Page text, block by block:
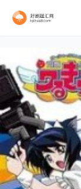
已完结 共12集
第12集
已完结
更新至第09集
全6集
第52集完结
第45集完结
连载中 连载到12集
更新至第30集
第5集